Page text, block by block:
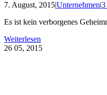
7. August, 2015|Unternehmen|3
Es ist kein verborgenes
Weiterlesen
26 05, 2015